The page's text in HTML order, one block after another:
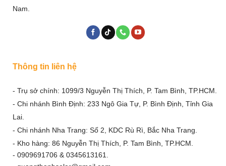
Nam.
Thông tin liên hệ
- Trụ sở chính: 1099/3 Nguyễn Thị Thích, P. Tam Bình, TP.HCM.
- Chi nhánh Bình Định: 233 Ngô Gia Tự, P. Bình Định, Tỉnh Gia
Lai.
- Chi nhánh Nha Trang: Số 2, KDC Rù Rì, Bắc Nha Trang.
- Kho hàng: 86 Nguyễn Thị Thích, P. Tam Bình, TP.HCM.
- 0909691706 & 0345613161.